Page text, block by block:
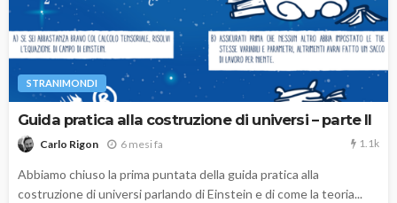
STRANIMONDI
Guida pratica alla costruzione di universi – parte II
Carlo Rigon 6 mesi fa 1.1k
Abbiamo chiuso la prima puntata della guida pratica alla
costruzione di universi parlando di Einstein e di come la teoria...